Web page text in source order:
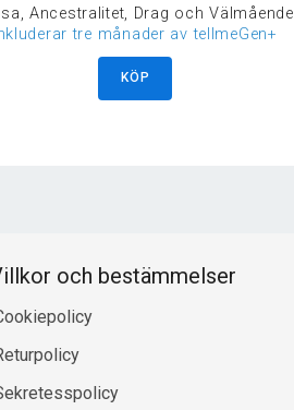
Ancestralitet, Drag och Välmående
tre månader av tellmeGen+
KÖP
och bestämmelser